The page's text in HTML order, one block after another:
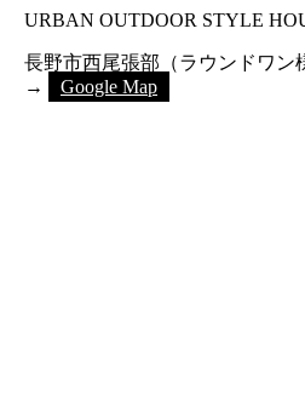
URBAN OUTDOOR STYLE
長野市西尾張部（ラウンドワン
→
Google Map